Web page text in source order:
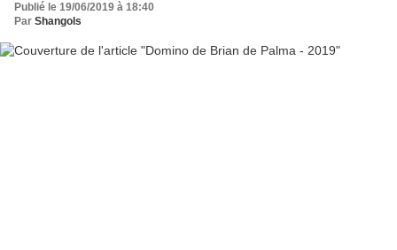
Publié le 19/06/2019 à 18:40
Par Shangols